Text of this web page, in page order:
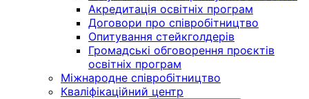
Акредитація освітніх програм
Договори про співробітництво
Опитування стейкголдерів
Громадські обговорення проєктів
освітніх програм
Міжнародне співробітництво
Кваліфікаційний центр